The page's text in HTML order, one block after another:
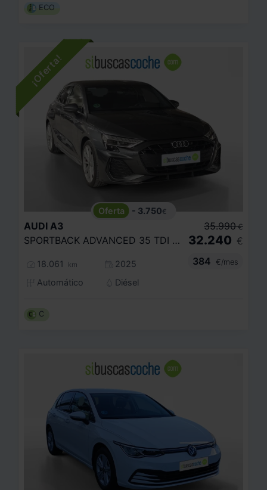
ECO
- 3.750€
AUDI A3
SPORTBACK ADVANCED 35 TDI 110KW S TRONIC
18.061 km
2025
Automático
Diésel
35.990 €
32.240 €
384
€/mes
C